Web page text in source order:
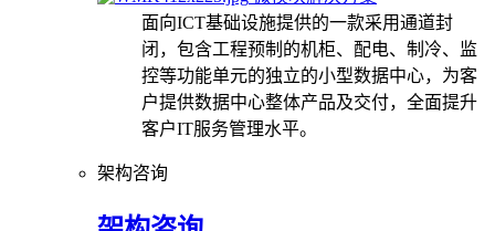
面向ICT基础设施提供的一款采用通道封
闭，包含工程预制的机柜、配电、制冷、监
控等功能单元的独立的小型数据中心，为客
户提供数据中心整体产品及交付，全面提升
客户IT服务管理水平。
架构咨询